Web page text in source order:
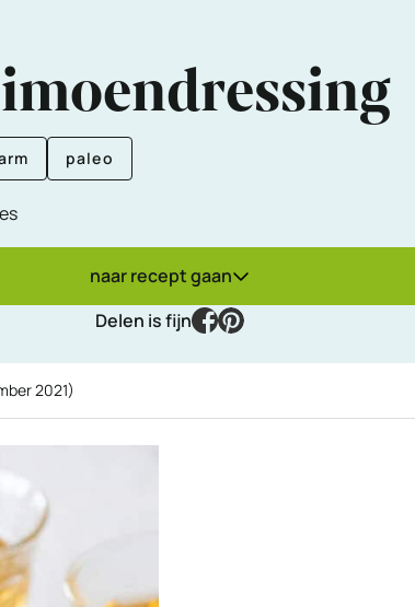
paleo
naar recept gaan
Delen is fijn
facebook
pinterest
2021)